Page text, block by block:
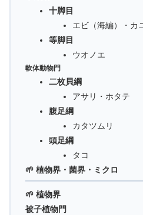
十脚目
エビ（海編）・カ
等脚目
ウオノエ
軟体動物門
二枚貝綱
アサリ・ホタテ
腹足綱
カタツムリ
頭足綱
タコ
🌱 植物界・菌界・ミクロ
🌱 植物界
被子植物門